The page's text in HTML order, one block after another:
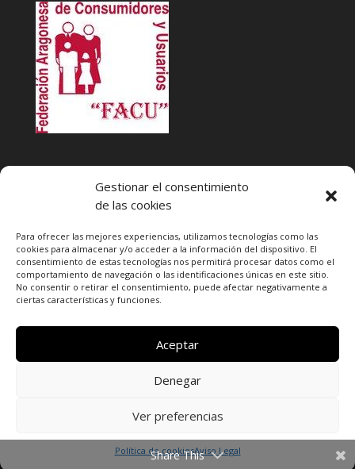
Gestionar el consentimiento
de las cookies
Para ofrecer las mejores experiencias, utilizamos tecnologías como las
cookies para almacenar y/o acceder a la información del dispositivo. El
consentimiento de estas tecnologías nos permitirá procesar datos como el
comportamiento de navegación o las identificaciones únicas en este sitio.
No consentir o retirar el consentimiento, puede afectar negativamente a
ciertas características y funciones.
Aceptar
Denegar
Ver preferencias
Política de cookiesAviso Legal
MARTES Y JUEVES de17:00 a 20 horas
Teléfono de contacto976 13 47 92
Federación Aragonesa Consumidores y Usuarios. FACU
Calle Leopoldo Romeo, 30 local
Cookies
Política de privacidad
Share This